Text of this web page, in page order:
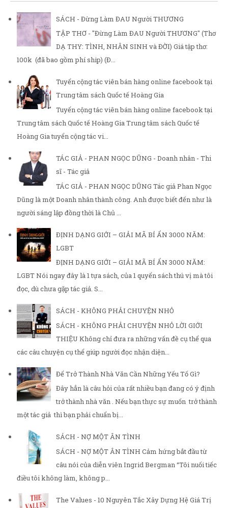
SÁCH - Đừng Làm ĐAU Người THƯƠNG
TẬP THƠ - "Đừng Làm ĐAU Người THƯƠNG" (Thơ
DẠ THY: TÌNH, NHÂN SINH và ĐỜI) Giá tập thơ:
100k (đã bao gồm phí ship) (Đ...
Tuyển cộng tác viên bán hàng online facebook tại
Trung tâm sách Quốc tế Hoàng Gia
Tuyển cộng tác viên bán hàng online facebook tại
Trung tâm sách Quốc tế Hoàng Gia Trung tâm sách Quốc tế
Hoàng Gia tuyển cộng tác vi...
TÁC GIẢ - PHAN NGỌC DŨNG - Doanh nhân - Thi
sĩ - Tác giả
TÁC GIẢ - PHAN NGỌC DŨNG Tác giả Phan Ngọc
Dũng là một Doanh nhân thành công. Anh được biết đến như là
người sáng lập đồng thời là Chủ ...
ĐỊNH DẠNG GIỚI – GIẢI MÃ BÍ ẨN 3000 NĂM:
LGBT
ĐỊNH DẠNG GIỚI – GIẢI MÃ BÍ ẨN 3000 NĂM:
LGBT Nói ngay đây là 1 tựa sách, của 1 quyển sách thú vị mà tôi
đọc, dù chưa gặp tác giả. S...
SÁCH - KHÔNG PHẢI CHUYỆN NHỎ
SÁCH - KHÔNG PHẢI CHUYỆN NHỎ LỜI GIỚI
THIỆU Không chỉ đưa ra những vấn đề cụ thể qua
các câu chuyện cụ thể giúp người đọc nhận diện...
Để Trở Thành Nhà Văn Cần Những Yếu Tố Gì?
Đây hẳn là câu hỏi của rất nhiều bạn đang có ý định
trở thành nhà văn . Nếu bạn thực sự muốn trở thành
một tác giả thì bạn phải chuẩn bị...
SÁCH - NỢ MỘT ÂN TÌNH
SÁCH - NỢ MỘT ÂN TÌNH Cảm hứng bắt đầu từ
câu nói của diễn viên Ingrid Bergman “Tôi nuối tiếc
điều tôi không làm, không p...
The Values - 10 Nguyên Tắc Xây Dựng Hệ Giá Trị